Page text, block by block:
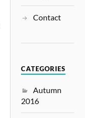
Contact
CATEGORIES
Autumn
2016